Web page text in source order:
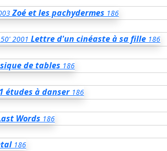
Zoé et les pachydermes 186
50' 2001 Lettre d'un cinéaste à sa fille 186
de tables 186
études à danser 186
Words 186
186